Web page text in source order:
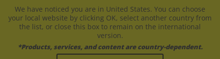
We have noticed you are in United States. You can choose
your local website by clicking OK, select another country from
the list, or close this box to remain on the international
version.
*Products, services, and content are country-dependent.